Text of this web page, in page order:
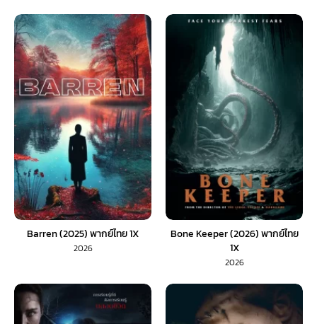
Barren (2025) พากย์ไทย 1X
2026
Bone Keeper (2026) พากย์ไทย
1X
2026